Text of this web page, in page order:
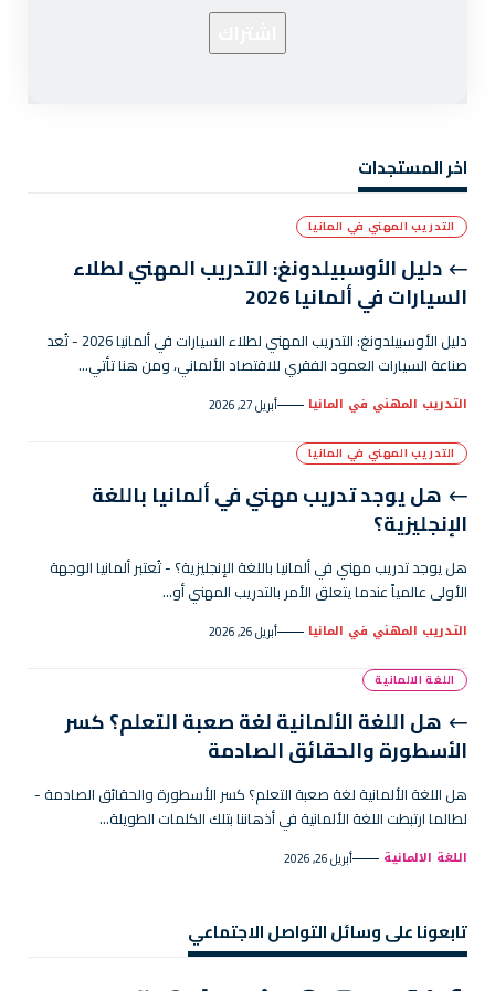
اخر المستجدات
التدريب المهني في المانيا
دليل الأوسبيلدونغ: التدريب المهني لطلاء
السيارات في ألمانيا 2026
دليل الأوسبيلدونغ: التدريب المهني لطلاء السيارات في ألمانيا 2026 - تُعد
صناعة السيارات العمود الفقري للاقتصاد الألماني، ومن هنا تأتي…
التدريب المهني في المانيا أبريل 27, 2026
التدريب المهني في المانيا
هل يوجد تدريب مهني في ألمانيا باللغة
الإنجليزية؟
هل يوجد تدريب مهني في ألمانيا باللغة الإنجليزية؟ - تُعتبر ألمانيا الوجهة
الأولى عالمياً عندما يتعلق الأمر بالتدريب المهني أو…
التدريب المهني في المانيا أبريل 26, 2026
اللغة الالمانية
هل اللغة الألمانية لغة صعبة التعلم؟ كسر
الأسطورة والحقائق الصادمة
هل اللغة الألمانية لغة صعبة التعلم؟ كسر الأسطورة والحقائق الصادمة -
لطالما ارتبطت اللغة الألمانية في أذهاننا بتلك الكلمات الطويلة…
اللغة الالمانية أبريل 26, 2026
تابعونا على وسائل التواصل الاجتماعي